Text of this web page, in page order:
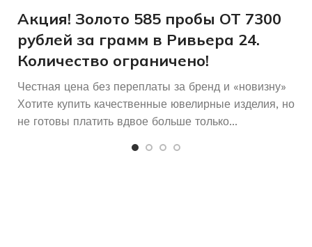
Акция! Золото 585 пробы ОТ 7300
рублей за грамм в Ривьера 24.
Количество ограничено!
Честная цена без переплаты за бренд и «новизну»
Хотите купить качественные ювелирные изделия, но
не готовы платить вдвое больше только...